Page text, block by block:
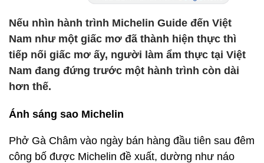
Nếu nhìn hành trình Michelin Guide đến Việt
Nam như một giấc mơ đã thành hiện thực thì
tiếp nối giấc mơ ấy, người làm ẩm thực tại Việt
Nam đang đứng trước một hành trình còn dài
hơn thế.
Ánh sáng sao Michelin
Phở Gà Châm vào ngày bán hàng đầu tiên sau đêm
công bố được Michelin đề xuất, dường như náo